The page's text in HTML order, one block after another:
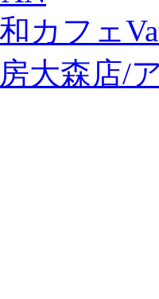
カフェ
大森店/